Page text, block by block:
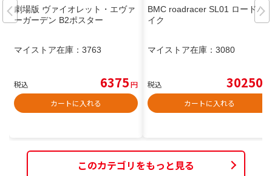
劇場版 ヴァイオレット・エヴァ
ーガーデン B2ポスター
マイストア在庫： 3763
税込 6375円
カートに入れる
BMC roadracer SL01 ロードバ
イク
マイストア在庫： 3080
税込 30250
カートに入れる
このカテゴリをもっと見る